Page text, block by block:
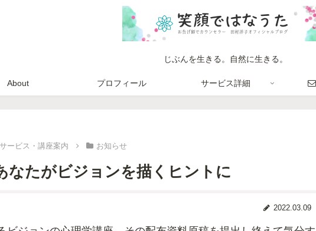
じぶんを生きる。自然に生きる。
About プロフィール サービス詳細
サービス・講座案内 お知らせ
なたがビジョンを描くヒントに
2022.03.09